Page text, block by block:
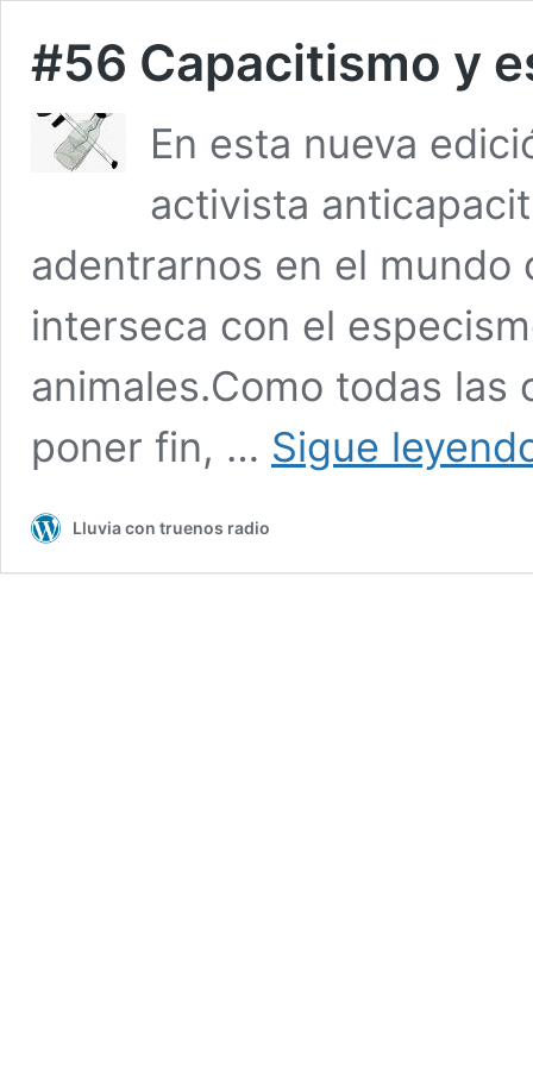
#56 Capacitismo y
En esta nueva
activista
adentrarnos en el
interseca con el
animales.Como todas las
poner fin, … Sigue
Lluvia con truenos radio